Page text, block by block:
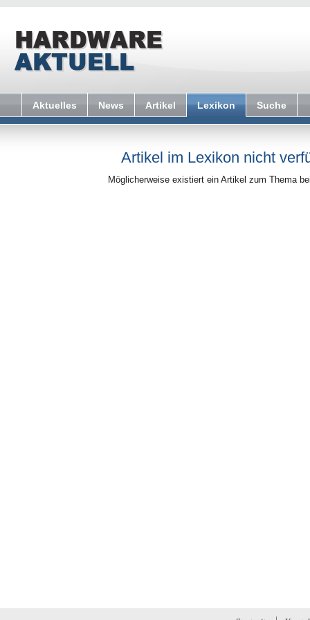
Aktuelles News Artikel Lexikon Suche
Artikel im Lexikon nicht
Möglicherweise existiert ein Artikel zum Thema